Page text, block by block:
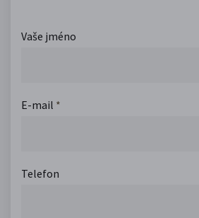
Vaše jméno
E-mail *
Telefon